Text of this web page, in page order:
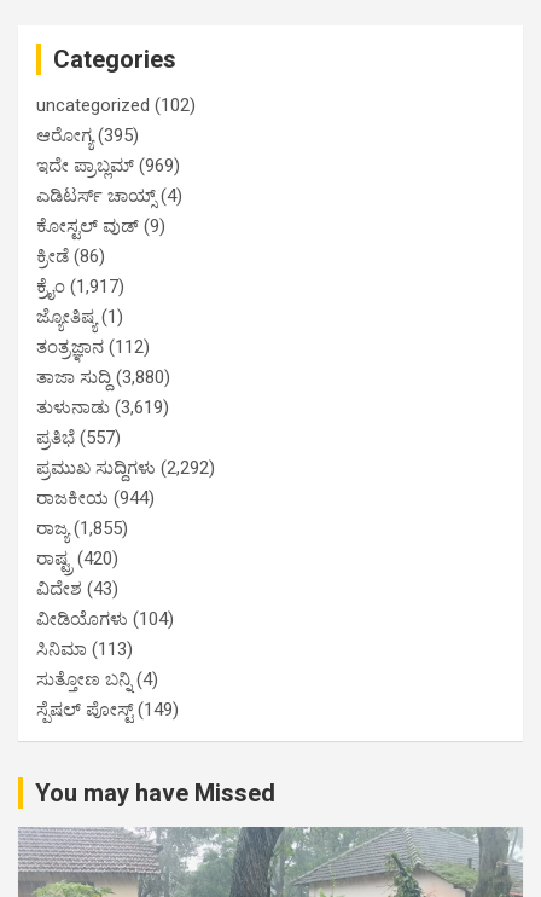
Categories
uncategorized (102)
ಆರೋಗ್ಯ(395)
ಇದೇ ಪ್ರಾಬ್ಲಮ್ (969)
ಎಡಿಟರ್ಸ್ ಚಾಯ್ಸ್(4)
ಕೋಸ್ಟಲ್ ವುಡ್ (9)
ಕ್ರೀಡೆ (86)
ಕ್ರೈಂ (1,917)
ಜ್ಯೋತಿಷ್ಯ(1)
ತಂತ್ರಜ್ಞಾನ (112)
ತಾಜಾ ಸುದ್ದಿ (3,880)
ತುಳುನಾಡು (3,619)
ಪ್ರತಿಭೆ (557)
ಪ್ರಮುಖ ಸುದ್ದಿಗಳು (2,292)
ರಾಜಕೀಯ (944)
ರಾಜ್ಯ(1,855)
ರಾಷ್ಟ್ರ (420)
ವಿದೇಶ (43)
ವೀಡಿಯೊಗಳು (104)
ಸಿನಿಮಾ (113)
ಸುತ್ತೋಣ ಬನ್ನಿ(4)
ಸ್ಪೆಷಲ್ ಪೋಸ್ಟ್(149)
You may have Missed